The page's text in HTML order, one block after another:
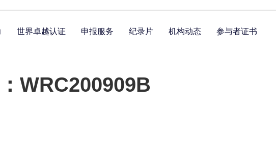
世界卓越认证 申报服务 纪录片 机构动态 参与者证书
WRC200909B